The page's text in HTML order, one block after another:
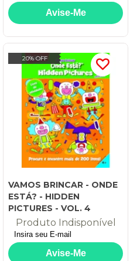
20% OFF
VAMOS BRINCAR - ONDE
ESTÁ? - HIDDEN
PICTURES - VOL. 4
Produto Indisponível